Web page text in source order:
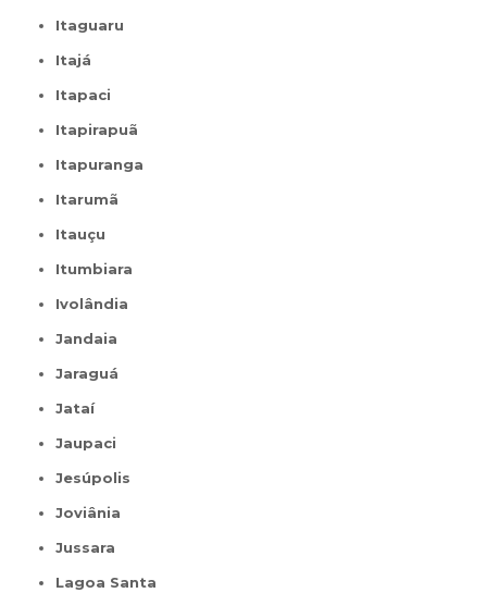
Itaguaru
Itajá
Itapaci
Itapirapuã
Itapuranga
Itarumã
Itauçu
Itumbiara
Ivolândia
Jandaia
Jaraguá
Jataí
Jaupaci
Jesúpolis
Joviânia
Jussara
Lagoa Santa